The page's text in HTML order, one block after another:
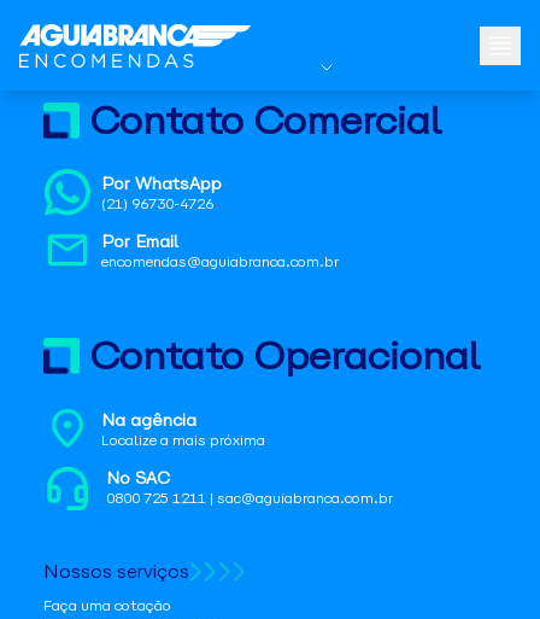
Contato Comercial
Por WhatsApp
(21) 96730-4726
Por Email
encomendas@aguiabranca.com.br
Contato Operacional
Na agência
Localize a mais próxima
No SAC
0800 725 1211 | sac@aguiabranca.com.br
Nossos serviços
Faça uma cotação